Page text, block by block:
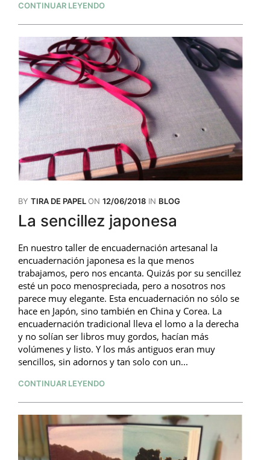
CONTINUAR LEYENDO
BY TIRA DE PAPELON 12/06/2018 IN BLOG
La sencillez japonesa
En nuestro taller de encuadernación artesanal la
encuadernación japonesa es la que menos
trabajamos, pero nos encanta. Quizás por su sencillez
esté un poco menospreciada, pero a nosotros nos
parece muy elegante. Esta encuadernación no sólo se
hace en Japón, sino también en China y Corea. La
encuadernación tradicional lleva el lomo a la derecha
y no solían ser libros muy gordos, hacían más
volúmenes y listo. Y los más antiguos eran muy
sencillos, sin adornos y tan solo con un...
CONTINUAR LEYENDO